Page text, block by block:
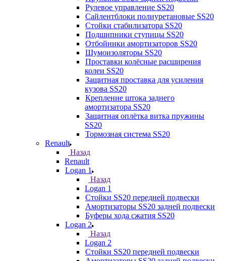
Рулевое управление SS20
Сайлентблоки полиуретановые SS20
Стойки стабилизатора SS20
Подшипники ступицы SS20
Отбойники амортизаторов SS20
Шумоизоляторы SS20
Проставки колёсные расширения
колеи SS20
Защитная проставка для усиления
кузова SS20
Крепление штока заднего
амортизатора SS20
Защитная оплётка витка пружины
SS20
Тормозная система SS20
Renault
Назад
Renault
Logan 1
Назад
Logan 1
Стойки SS20 передней подвески
Амортизаторы SS20 задней подвески
Буферы хода сжатия SS20
Logan 2
Назад
Logan 2
Стойки SS20 передней подвески